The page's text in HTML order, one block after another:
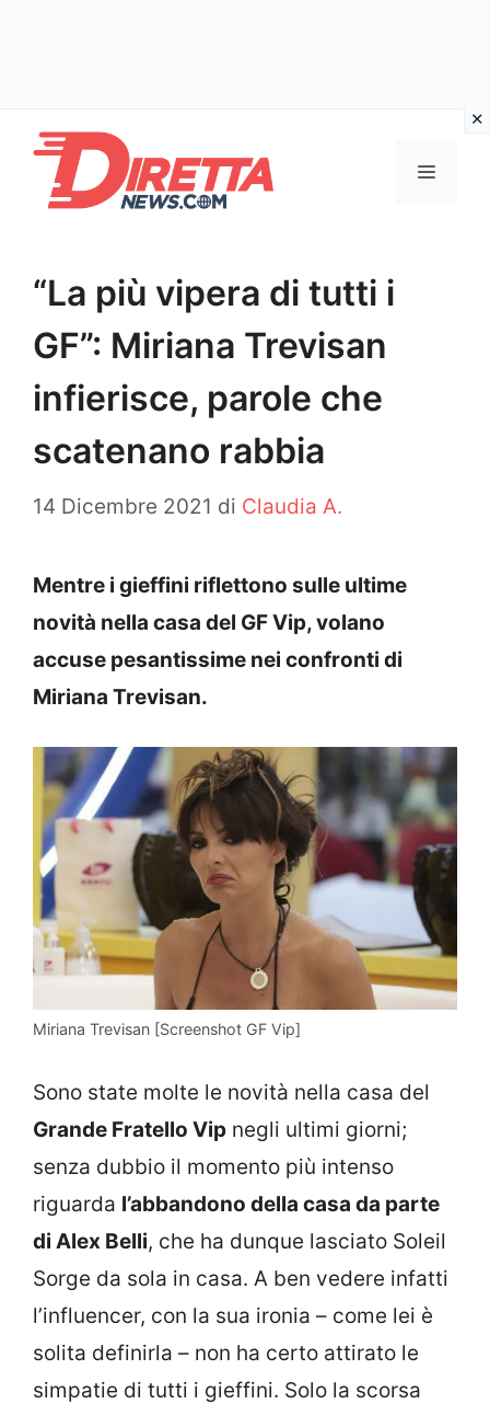
contenuto
Menu
“La più vipera di tutti i
GF”: Miriana Trevisan
infierisce, parole che
scatenano rabbia
14 Dicembre 2021 di Claudia A.
Mentre i gieffini riflettono sulle ultime
novità nella casa del GF Vip, volano
accuse pesantissime nei confronti di
Miriana Trevisan.
Miriana Trevisan [Screenshot GF Vip]
Sono state molte le novità nella casa del
Grande Fratello Vip negli ultimi giorni;
senza dubbio il momento più intenso
riguarda l’abbandono della casa da parte
di Alex Belli, che ha dunque lasciato Soleil
Sorge da sola in casa. A ben vedere infatti
l’influencer, con la sua ironia – come lei è
solita definirla – non ha certo attirato le
simpatie di tutti i gieffini. Solo la scorsa